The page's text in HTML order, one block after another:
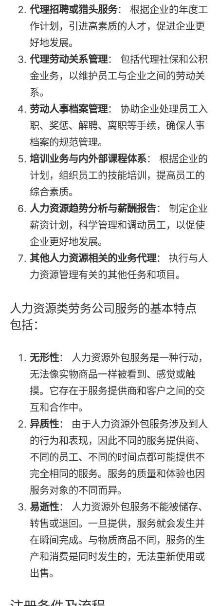
代理招聘或猎头服务： 根据企业的年度工
作计划，引进高素质的人才，促进企业更
好地发展。
代理劳动关系管理： 包括代理社保和公积
金业务，以维护员工与企业之间的劳动关
系。
劳动人事档案管理： 协助企业处理员工入
职、奖惩、解聘、离职等手续，确保人事
档案的规范管理。
培训业务与内外部课程体系： 根据企业的
计划，组织员工的技能培训，提高员工的
综合素质。
人力资源趋势分析与薪酬报告： 制定企业
薪资计划，科学管理和调动员工，以促使
企业更好地发展。
其他人力资源相关的业务代理： 执行与人
力资源管理有关的其他任务和项目。
人力资源类劳务公司服务的基本特点
包括：
无形性： 人力资源外包服务是一种行动，
无法像实物商品一样被看到、感觉或触
摸。它存在于服务提供商和客户之间的交
互和合作中。
异质性： 由于人力资源外包服务涉及到人
的行为和表现，因此不同的服务提供商、
不同的员工、不同的时间点都可能提供不
完全相同的服务。服务的质量和体验也因
服务对象的不同而异。
易逝性： 人力资源外包服务不能被储存、
转售或退回。一旦提供，服务就会发生并
在瞬间完成。与物质商品不同，服务的生
产和消费是同时发生的，无法重新使用或
出售。